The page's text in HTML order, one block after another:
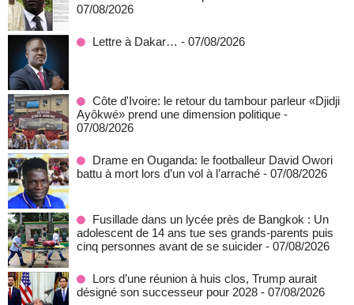
07/08/2026
Lettre à Dakar… - 07/08/2026
Côte d'Ivoire: le retour du tambour parleur «Djidji
Ayôkwé» prend une dimension politique -
07/08/2026
Drame en Ouganda: le footballeur David Owori
battu à mort lors d’un vol à l’arraché - 07/08/2026
Fusillade dans un lycée près de Bangkok : Un
adolescent de 14 ans tue ses grands-parents puis
cinq personnes avant de se suicider - 07/08/2026
Lors d’une réunion à huis clos, Trump aurait
désigné son successeur pour 2028 - 07/08/2026